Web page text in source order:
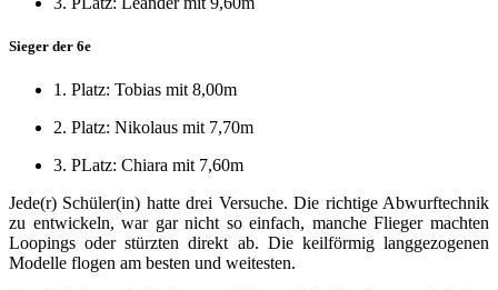
Sieger der 6e
1. Platz: Tobias mit 8,00m
2. Platz: Nikolaus mit 7,70m
3. PLatz: Chiara mit 7,60m
Jede(r) Schüler(in) hatte drei Versuche. Die richtige Abwurftechnik
zu entwickeln, war gar nicht so einfach, manche Flieger machten
Loopings oder stürzten direkt ab. Die keilförmig langgezogenen
Modelle flogen am besten und weitesten.